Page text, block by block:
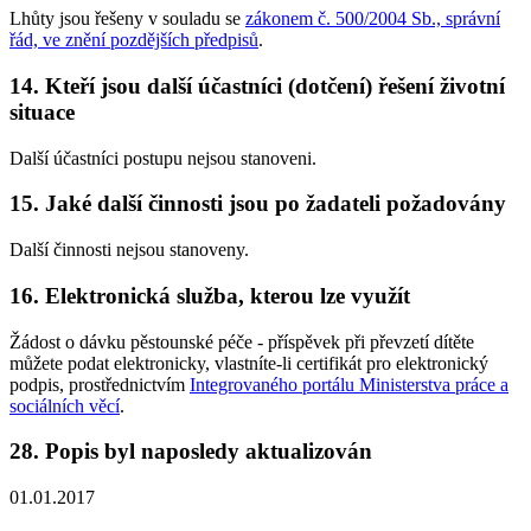
Lhůty jsou řešeny v souladu se zákonem č. 500/2004 Sb., správní
řád, ve znění pozdějších předpisů.
14. Kteří jsou další účastníci (dotčení) řešení životní
situace
Další účastníci postupu nejsou stanoveni.
15. Jaké další činnosti jsou po žadateli požadovány
Další činnosti nejsou stanoveny.
16. Elektronická služba, kterou lze využít
Žádost o dávku pěstounské péče - příspěvek při převzetí dítěte
můžete podat elektronicky, vlastníte-li certifikát pro elektronický
podpis, prostřednictvím Integrovaného portálu Ministerstva práce a
sociálních věcí.
28. Popis byl naposledy aktualizován
01.01.2017